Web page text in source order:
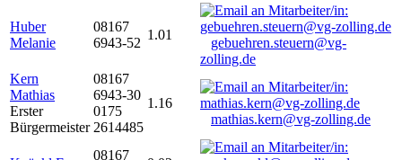
Huber
Melanie
08167
6943-52
1.01
gebuehren.steuern@vg-
zolling.de
Kern
Mathias
Erster
Bürgermeister
08167
6943-30
0175
2614485
1.16
mathias.kern@vg-zolling.de
08167